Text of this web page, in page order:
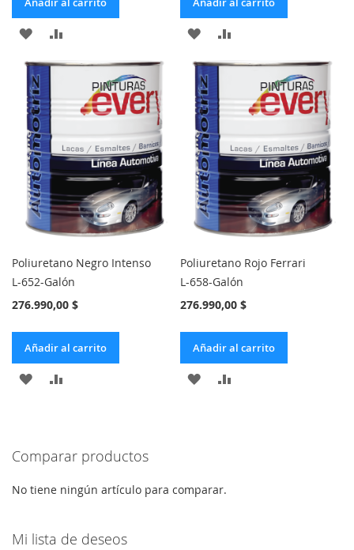
AÑADIR
A
LA
LISTA
DE
DESEOS
PARA
COMPARAR
AÑADIR
A
LA
LISTA
DE
DESEOS
PARA
COMPARAR
Poliuretano Negro Intenso
L-652-Galón
276.990,00 $
Añadir al carrito
AÑADIR
LISTA
DE
Poliuretano Rojo Ferrari
L-658-Galón
276.990,00 $
Añadir al carrito
AÑADIR
DE
Comparar productos
No tiene ningún artículo para comparar.
Mi lista de deseos